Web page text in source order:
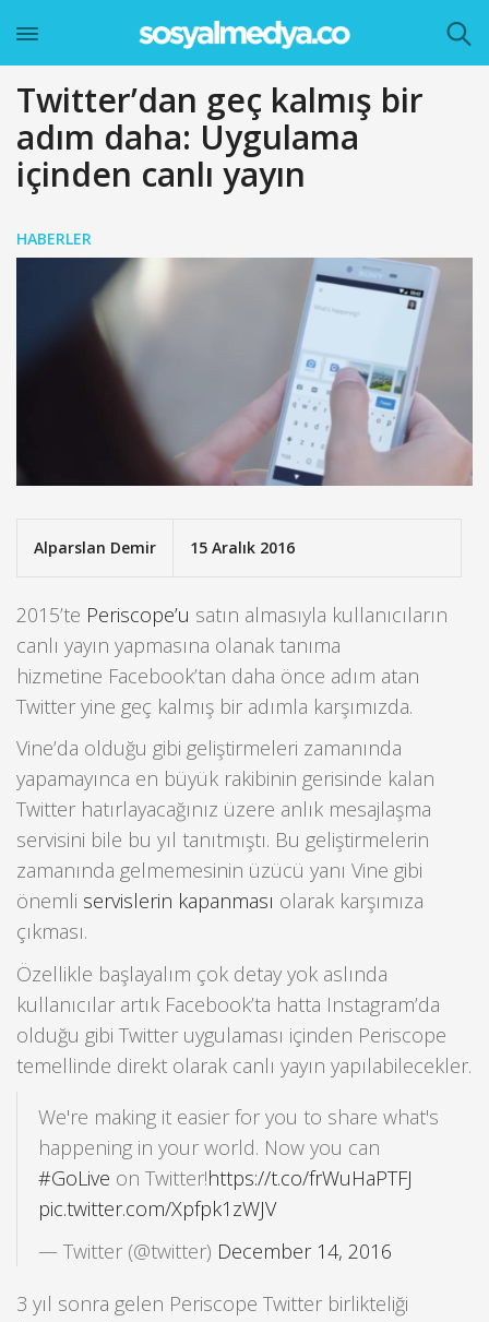
Twitter’dan geç kalmış bir
adım daha: Uygulama
içinden canlı yayın
HABERLER
Alparslan Demir 15 Aralık 2016
2015’te Periscope’u satın almasıyla kullanıcıların
canlı yayın yapmasına olanak tanıma
hizmetine Facebook’tan daha önce adım atan
Twitter yine geç kalmış bir adımla karşımızda.
Vine’da olduğu gibi geliştirmeleri zamanında
yapamayınca en büyük rakibinin gerisinde kalan
Twitter hatırlayacağınız üzere anlık mesajlaşma
servisini bile bu yıl tanıtmıştı. Bu geliştirmelerin
zamanında gelmemesinin üzücü yanı Vine gibi
önemli servislerin kapanması olarak karşımıza
çıkması.
Özellikle başlayalım çok detay yok aslında
kullanıcılar artık Facebook’ta hatta Instagram’da
olduğu gibi Twitter uygulaması içinden Periscope
temellinde direkt olarak canlı yayın yapılabilecekler.
We're making it easier for you to share what's
happening in your world. Now you can
#GoLive on Twitter!https://t.co/frWuHaPTFJ
pic.twitter.com/Xpfpk1zWJV
— Twitter (@twitter) December 14, 2016
3 yıl sonra gelen Periscope Twitter birlikteliği